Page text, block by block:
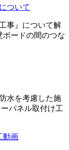
ついて
事』について解
ボードの間のつな
水を考慮した施
パネル取付け工